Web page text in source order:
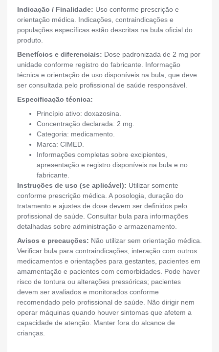
Indicação / Finalidade: Uso conforme prescrição e
orientação médica. Indicações, contraindicações e
populações específicas estão descritas na bula oficial do
produto.
Benefícios e diferenciais: Dose padronizada de 2 mg por
unidade conforme registro do fabricante. Informação
técnica e orientação de uso disponíveis na bula, que deve
ser consultada pelo profissional de saúde responsável.
Especificação técnica:
Princípio ativo: doxazosina.
Concentração declarada: 2 mg.
Categoria: medicamento.
Marca: CIMED.
Informações completas sobre excipientes,
apresentação e registro disponíveis na bula e no
fabricante.
Instruções de uso (se aplicável): Utilizar somente
conforme prescrição médica. A posologia, duração do
tratamento e ajustes de dose devem ser definidos pelo
profissional de saúde. Consultar bula para informações
detalhadas sobre administração e armazenamento.
Avisos e precauções: Não utilizar sem orientação médica.
Verificar bula para contraindicações, interação com outros
medicamentos e orientações para gestantes, pacientes em
amamentação e pacientes com comorbidades. Pode haver
risco de tontura ou alterações pressóricas; pacientes
devem ser avaliados e monitorados conforme
recomendado pelo profissional de saúde. Não dirigir nem
operar máquinas quando houver sintomas que afetem a
capacidade de atenção. Manter fora do alcance de
crianças.